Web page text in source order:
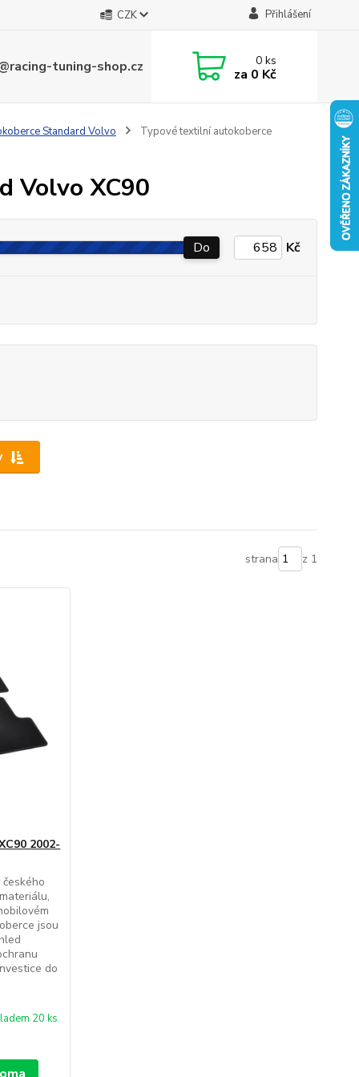
CZK Přihlášení
tuning-shop.cz 0ks
za 0 Kč
Standard Volvo
Typové textilní autokoberce
Volvo XC90
Do Kč
strana z 1
2002-
jsou
do
20 ks